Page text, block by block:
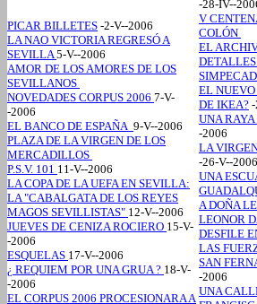
-28-IV--
PICAR BILLETES -2-V--2006
LA NAO VICTORIA REGRESÓ A
SEVILLA5-V--2006
AMOR DE LOS AMORES DE LOS
SEVILLANOS
NOVEDADES CORPUS 2006 7-V-
-2006
EL BANCO DE ESPAÑA 9-V--2006
PLAZA DE LA VIRGEN DE LOS
MERCADILLOS
P.S.V. 101 11-V--2006
LA COPA DE LA UEFA EN SEVILLA:
LA "CABALGATA DE LOS REYES
MAGOS SEVILLISTAS" 12-V--2006
JUEVES DE CENIZA ROCIERO 15-V-
-2006
ESQUELAS 17-V--2006
¿ REQUIEM POR UNA GRUA ? 18-V-
-2006
EL CORPUS 2006 PROCESIONARA A
V
COLÓN
EL
EL
DE IKEA?
UNA
-2006
LA
-26-V--2006
UNA
A DOÑA
LEONOR
DESFILE
LAS
SAN
-2006
UNA